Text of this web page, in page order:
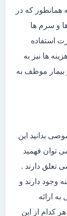
همانطور که در
و سرم ها
استفاده
ها نیز به
موظف به
بدانید این
توان فهمید
تعلق دارند .
وجود دارند و
ارائه
کدام از این